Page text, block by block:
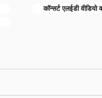
कॉन्सर्ट एलईडी वीडियो